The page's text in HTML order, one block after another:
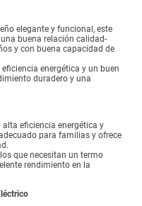
elegante y funcional, este
buena relación calidad-
y con buena capacidad de
eficiencia energética y un buen
duradero y una
alta eficiencia energética y
para familias y ofrece
que necesitan un termo
rendimiento en la